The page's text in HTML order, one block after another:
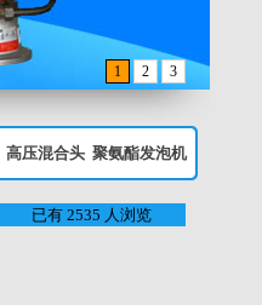
1 2 3
高压混合头 聚氨酯发泡机
已有 2535 人浏览